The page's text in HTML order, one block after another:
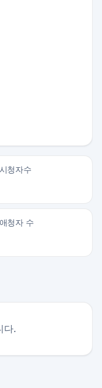
청자수
청자 수
다.